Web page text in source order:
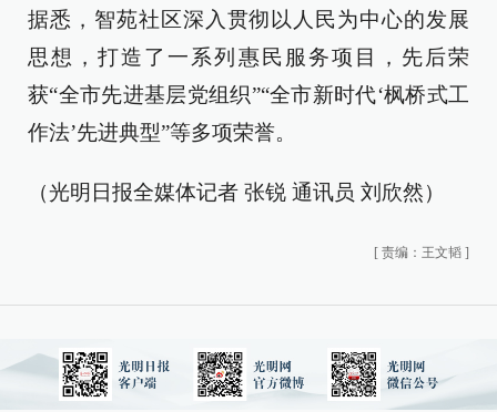
据悉，智苑社区深入贯彻以人民为中心的发展
思想，打造了一系列惠民服务项目，先后荣
获“全市先进基层党组织”“全市新时代‘枫桥式工
作法’先进典型”等多项荣誉。
（光明日报全媒体记者 张锐 通讯员 刘欣然）
[ 责编：王文韬 ]